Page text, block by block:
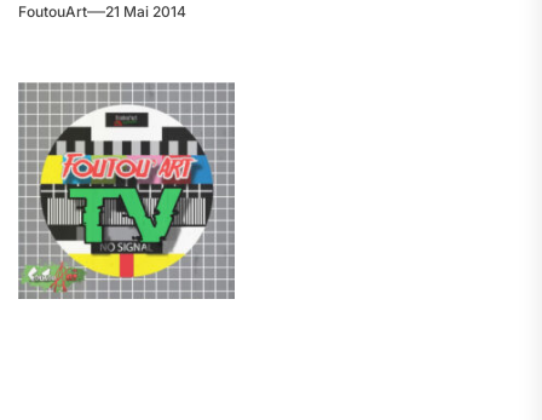
FoutouArt 21 Mai 2014